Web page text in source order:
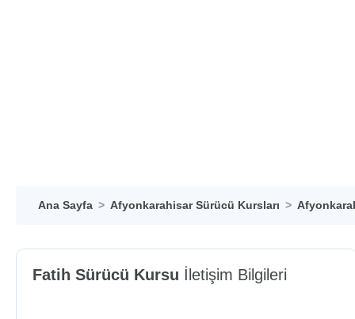
Ana Sayfa Afyonkarahisar Sürücü Kursları
Fatih Sürücü Kursu İletişim Bilgileri